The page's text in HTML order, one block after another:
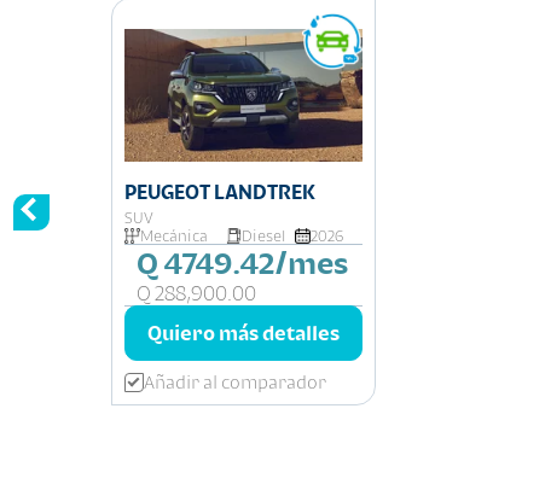
PEUGEOT LANDTREK
SUV
Mecánica
Diesel 2026
Q 4749.42/mes
Q 288,900.00
Quiero más detalles
Añadir al comparador